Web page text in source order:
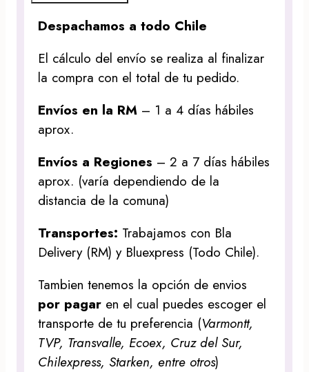
Despachamos a todo Chile
El cálculo del envío se realiza al finalizar
la compra con el total de tu pedido.
Envíos en la RM – 1 a 4 días hábiles
aprox.
Envíos a Regiones – 2 a 7 días hábiles
aprox. (varía dependiendo de la
distancia de la comuna)
Transportes: Trabajamos con Bla
Delivery (RM) y Bluexpress (Todo Chile).
Tambien tenemos la opción de envios
por pagar en el cual puedes escoger el
transporte de tu preferencia (Varmontt,
TVP, Transvalle, Ecoex, Cruz del Sur,
Chilexpress, Starken, entre otros)